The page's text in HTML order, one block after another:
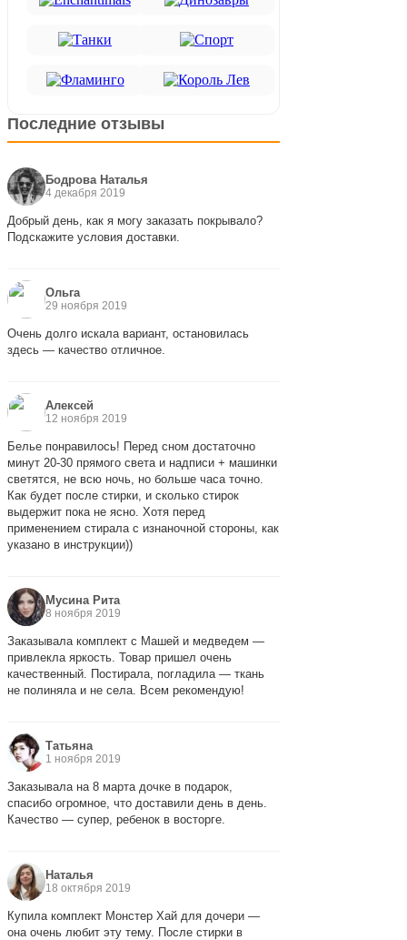
Последние отзывы
Бодрова Наталья
4 декабря 2019
Добрый день, как я могу заказать покрывало?
Подскажите условия доставки.
Ольга
29 ноября 2019
Очень долго искала вариант, остановилась
здесь — качество отличное.
Алексей
12 ноября 2019
Белье понравилось! Перед сном достаточно
минут 20-30 прямого света и надписи + машинки
светятся, не всю ночь, но больше часа точно.
Как будет после стирки, и сколько стирок
выдержит пока не ясно. Хотя перед
применением стирала с изнаночной стороны, как
указано в инструкции))
Мусина Рита
8 ноября 2019
Заказывала комплект с Машей и медведем —
привлекла яркость. Товар пришел очень
качественный. Постирала, погладила — ткань
не полиняла и не села. Всем рекомендую!
Татьяна
1 ноября 2019
Заказывала на 8 марта дочке в подарок,
спасибо огромное, что доставили день в день.
Качество — супер, ребенок в восторге.
Наталья
18 октября 2019
Купила комплект Монстер Хай для дочери —
она очень любит эту тему. После стирки в